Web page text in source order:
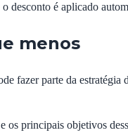
desconto é aplicado
menos
fazer parte da
principais objetivos